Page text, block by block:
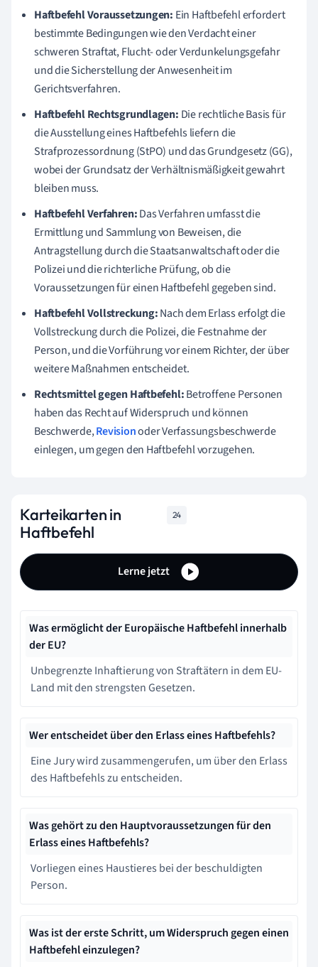
Haftbefehl Voraussetzungen: Ein Haftbefehl erfordert
bestimmte Bedingungen wie den Verdacht einer
schweren Straftat, Flucht- oder Verdunkelungsgefahr
und die Sicherstellung der Anwesenheit im
Gerichtsverfahren.
Haftbefehl Rechtsgrundlagen: Die rechtliche Basis für
die Ausstellung eines Haftbefehls liefern die
Strafprozessordnung (StPO) und das Grundgesetz (GG),
wobei der Grundsatz der Verhältnismäßigkeit gewahrt
bleiben muss.
Haftbefehl Verfahren:Das Verfahren umfasst die
Ermittlung und Sammlung von Beweisen, die
Antragstellung durch die Staatsanwaltschaft oder die
Polizei und die richterliche Prüfung, ob die
Voraussetzungen für einen Haftbefehl gegeben sind.
Haftbefehl Vollstreckung:Nach dem Erlass erfolgt die
Vollstreckung durch die Polizei, die Festnahme der
Person, und die Vorführung vor einem Richter, der über
weitere Maßnahmen entscheidet.
Rechtsmittel gegen Haftbefehl:Betroffene Personen
haben das Recht auf Widerspruch und können
Beschwerde,Revisionoder Verfassungsbeschwerde
einlegen, um gegen den Haftbefehl vorzugehen.
Karteikarten in
Haftbefehl
24
Lerne jetzt
Was ermöglicht der Europäische Haftbefehl innerhalb
der EU?
Unbegrenzte Inhaftierung von Straftätern in dem EU-
Land mit den strengsten Gesetzen.
Wer entscheidet über den Erlass eines Haftbefehls?
Eine Jury wird zusammengerufen, um über den Erlass
des Haftbefehls zu entscheiden.
Was gehört zu den Hauptvoraussetzungen für den
Erlass eines Haftbefehls?
Vorliegen eines Haustieres bei der beschuldigten
Person.
Was ist der erste Schritt, um Widerspruch gegen einen
Haftbefehl einzulegen?